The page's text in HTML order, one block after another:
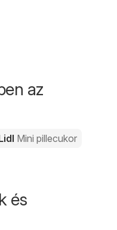
az
Mini pillecukor
és